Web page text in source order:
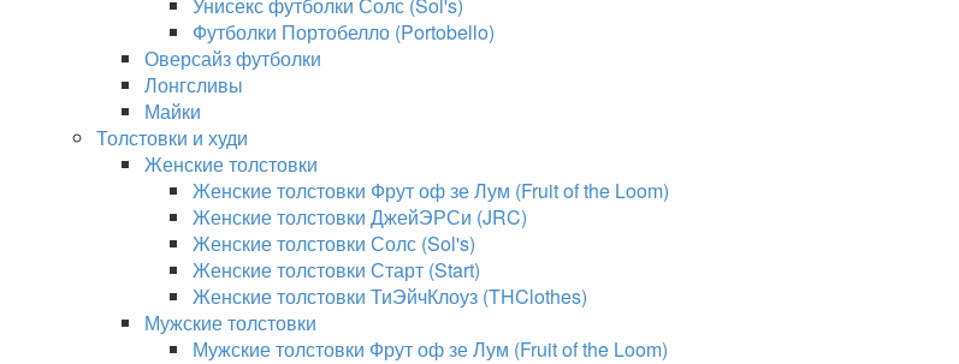
Футболки Портобелло (Portobello)
Оверсайз футболки
Лонгсливы
Майки
Толстовки и худи
Женские толстовки
Женские толстовки Фрут оф зе Лум (Fruit of the Loom)
Женские толстовки ДжейЭРСи (JRC)
Женские толстовки Солс (Sol's)
Женские толстовки Старт (Start)
Женские толстовки ТиЭйчКлоуз (THClothes)
Мужские толстовки
Мужские толстовки Фрут оф зе Лум (Fruit of the Loom)